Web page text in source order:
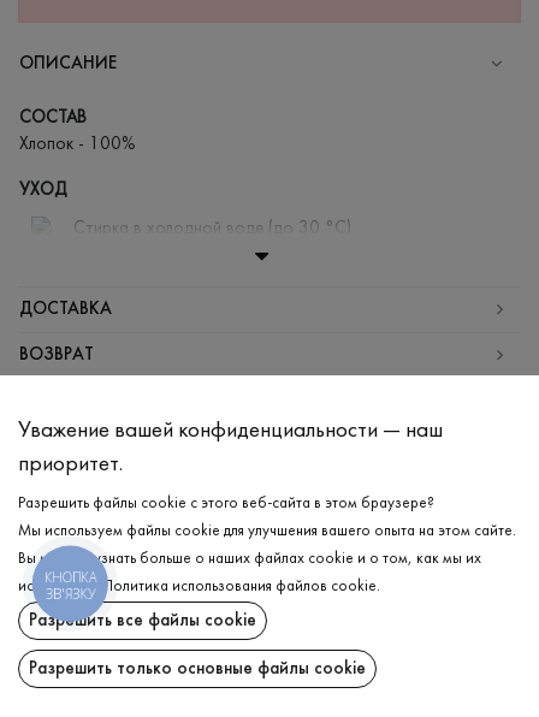
ОПИСАНИЕ
СОСТАВ
Хлопок - 100%
УХОД
Стирка в холодной воде (до 30 °C)
Отбеливание запрещено
ДОСТАВКА
ВОЗВРАТ
Поделиться:
ChatGPT
AI
Подпишитесь на последние обновления и узнавайте первыми о новых
продуктах и специальных предложениях
ПОДПИСАТЬСЯ
Уважение вашей конфиденциальности — наш
приоритет.
Разрешить файлы cookie с этого веб-сайта в этом браузере?
Мы используем файлы cookie для улучшения вашего опыта на этом сайте.
Вы можете узнать больше о наших файлах cookie и о том, как мы их
используем.
Политика использования файлов cookie.
Разрешить все файлы cookie
Разрешить только основные файлы cookie
КНОПКА
ЗВ'ЯЗКУ